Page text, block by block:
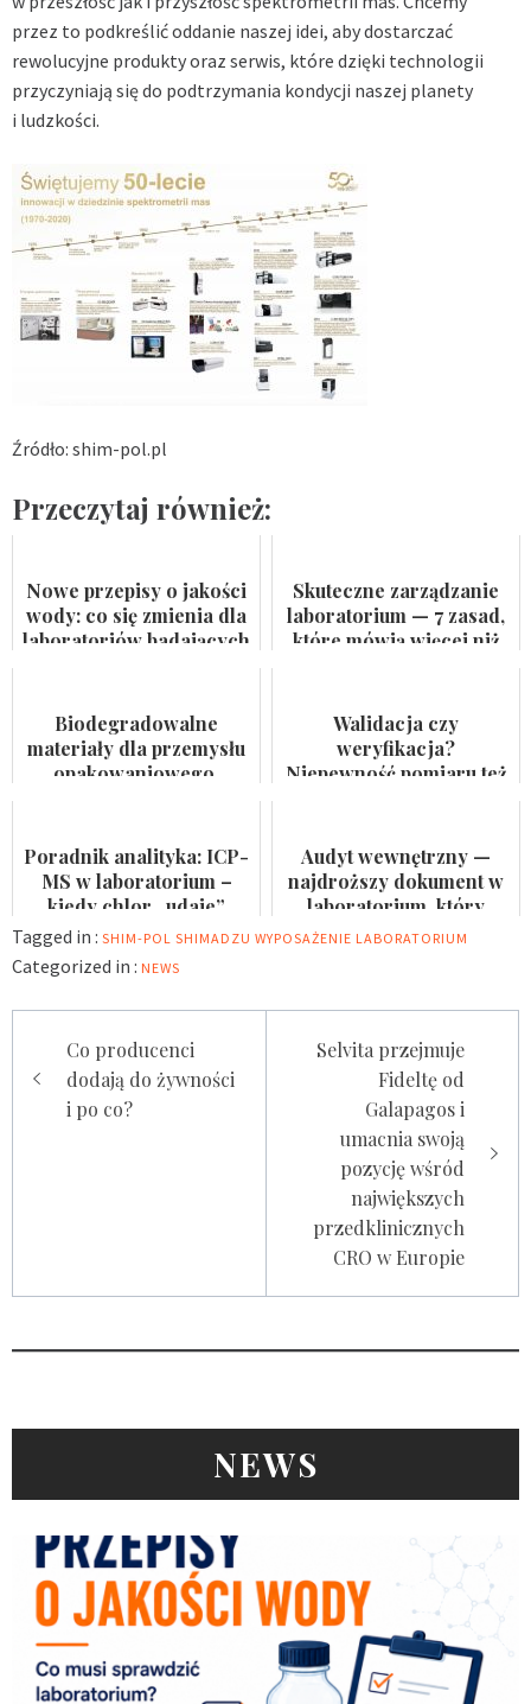
przez to podkreślić oddanie naszej idei, aby dostarczać
rewolucyjne produkty oraz serwis, które dzięki technologii
przyczyniają się do podtrzymania kondycji naszej planety
i ludzkości.
Źródło: shim-pol.pl
Przeczytaj również:
Nowe przepisy o jakości
wody: co się zmienia dla
laboratoriów badających
Skuteczne zarządzanie
laboratorium — 7 zasad,
które mówią więcej niż
Biodegradowalne
materiały dla przemysłu
opakowaniowego.
Walidacja czy
weryfikacja?
Niepewność pomiaru też
Poradnik analityka: ICP-
MS w laboratorium –
kiedy chlor „udaje”
arsen?
Audyt wewnętrzny —
najdroższy dokument w
laboratorium, który
nikomu się nie przydaje
Tagged in : SHIM-POL SHIMADZU WYPOSAŻENIE LABORATORIUM
Categorized in : NEWS
Nawigacja
wpisu
Co producenci
dodają do żywności
i po co?
Selvita przejmuje
Fideltę od
Galapagos i
umacnia swoją
pozycję wśród
największych
przedklinicznych
CRO w Europie
NEWS